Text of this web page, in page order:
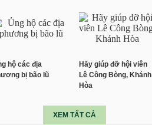
hộ các địa
bị bão lũ
Hãy giúp đỡ hội viên
Lê Công Bòng, Khánh
Hòa
XEM TẤT CẢ